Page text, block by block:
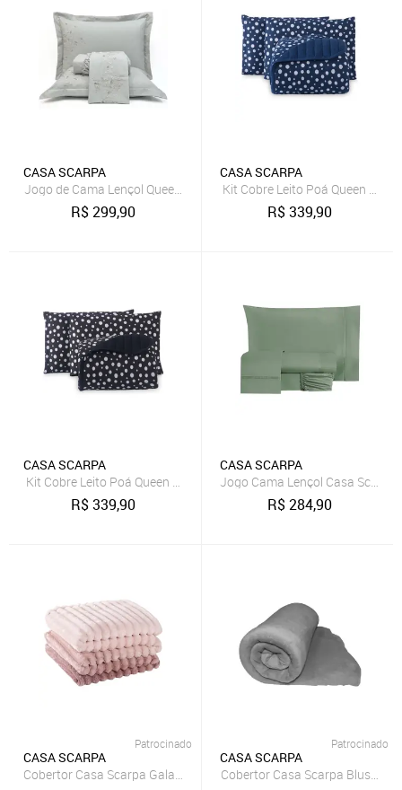
CASA SCARPA
Jogo de Cama Lençol Queen Nuance Micropercal 300 Fios Cinza
R$299,90
CASA SCARPA
Kit Cobre Leito Poá Queen
R$339,90
CASA SCARPA
Kit Cobre Leito Poá Queen 100% Algodão Colcha 3 Peças Estampa
R$339,90
CASA SCARPA
Jogo Cama Lençol Casa Scarpa
R$284,90
Patrocinado
CASA SCARPA
Cobertor Casa Scarpa Galaxy Queen Manta Ultrasoft Alto Relevo
Patrocinado
CASA SCARPA
Cobertor Casa Scarpa Blush